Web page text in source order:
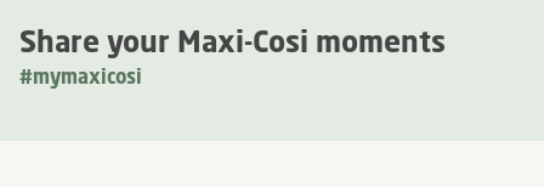
Share your Maxi-Cosi moments
#mymaxicosi